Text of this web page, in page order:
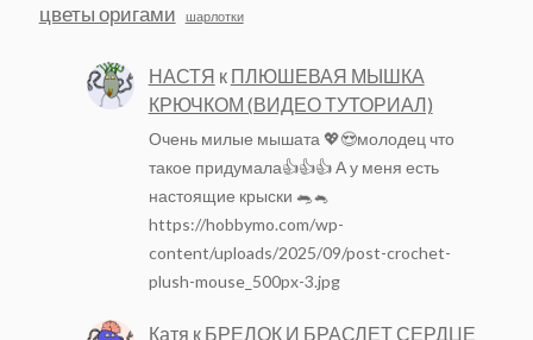
цветы оригами шарлотки
НАСТЯ к ПЛЮШЕВАЯ МЫШКА
КРЮЧКОМ (ВИДЕО ТУТОРИАЛ)
Очень милые мышата 💖😍молодец что
такое придумала👍👍👍 А у меня есть
настоящие крыски 🐀🐁
https://hobbymo.com/wp-
content/uploads/2025/09/post-crochet-
plush-mouse_500px-3.jpg
Катя к БРЕЛОК И БРАСЛЕТ СЕРДЦЕ